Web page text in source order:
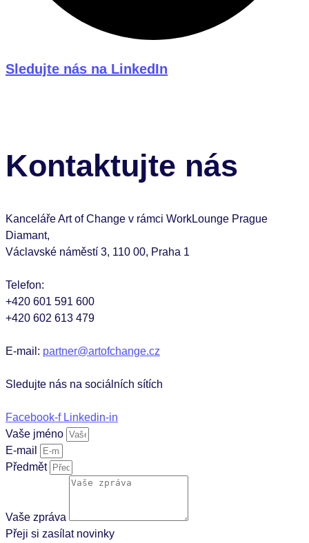
Sledujte nás na LinkedIn
Kontaktujte nás
Kanceláře Art of Change v rámci WorkLounge Prague
Diamant,
Václavské náměstí 3, 110 00, Praha 1
Telefon:
+420 601 591 600
+420 602 613 479
E-mail: partner@artofchange.cz
Sledujte nás na sociálních sítích
Facebook-f Linkedin-in
Vaše jméno
E-mail
Předmět
Vaše zpráva
Přeji si zasílat novinky